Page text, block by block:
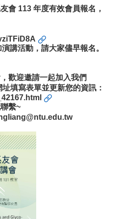
會 113 年度有效會員報名，
講活動，請大家儘早報名。
歡迎邀請一起加入我們
填寫表單並更新您的資訊：
繫~